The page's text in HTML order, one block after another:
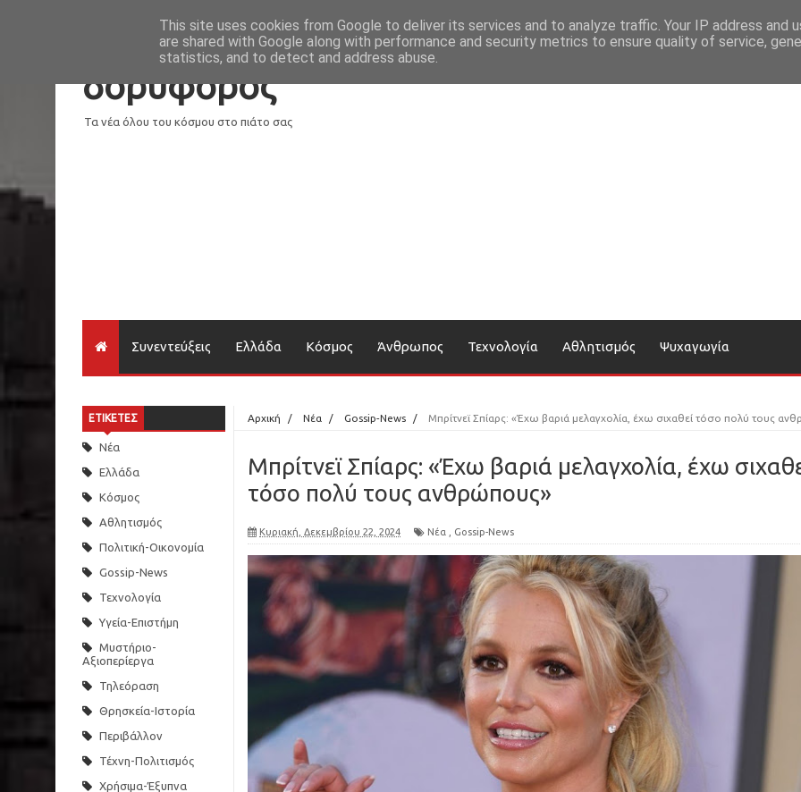
Loading...
δορυφόρος
Τα νέα όλου του κόσμου στο πιάτο σας
Συνεντεύξεις Ελλάδα Κόσμος Άνθρωπος Τεχνολογία Αθλητισμός Ψυχαγωγία
ΕΤΙΚΕΤΕΣ
Νέα
Ελλάδα
Κόσμος
Αθλητισμός
Πολιτική-Οικονομία
Gossip-News
Τεχνολογία
Υγεία-Επιστήμη
Μυστήριο-
Αξιοπερίεργα
Τηλεόραση
Θρησκεία-Ιστορία
Περιβάλλον
Τέχνη-Πολιτισμός
Χρήσιμα-Έξυπνα
Αρχική / Νέα / Gossip-News / Μπρίτνεϊ Σπίαρς: «Έχω βαριά μελαγχολία, έχω σιχαθεί τόσο πολύ τους
Μπρίτνεϊ Σπίαρς: «Έχω βαριά μελαγχολία, έχω
τόσο πολύ τους ανθρώπους»
Κυριακή, Δεκεμβρίου 22, 2024 Νέα Gossip-News
This site uses cookies from Google to deliver its services and to analyze traffic. Your IP address and
are shared with Google along with performance and security metrics to ensure quality of service,
statistics, and to detect and address abuse.